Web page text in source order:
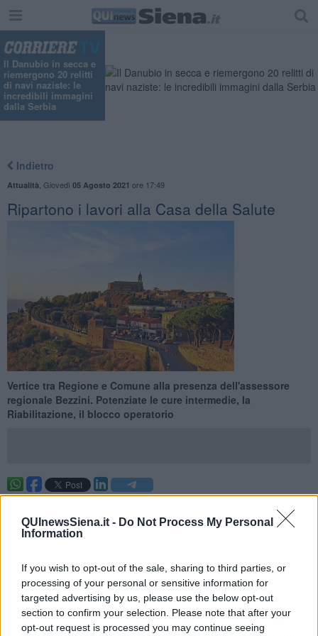
QUInewsSiena.it - Do Not Process My Personal
Information
If you wish to opt-out of the sale, sharing to third parties, or
processing of your personal or sensitive information for
targeted advertising by us, please use the below opt-out
section to confirm your selection. Please note that after your
opt-out request is processed you may continue seeing
Il Danubio in secca e
riemergono 20 relitti
di navi naziste: le
incredibili immagini
dalla Serbia
Indietro
Attualità Giovedì 05 Agosto 2021 ore 17:49
Ripartono i lavori alla Casa della Salute
Vertice tra Regione e Comune alla presenza dell'assessore
regionale Bezzini. Potenziate le cure intermedie, la
Riabilitazione, il blocco operatorio
della Salute di Montalcinoverrà finalmente potenziata dopo che
la pandemia ha rallentato i lavori previsti.
scorsi tra il direttore generale dell’Asl Toscana sud estAntonio
D’Urso, il sindaco di MontalcinoSilvio Franceschelli, il presidente
della Società della Salute SeneseGiuseppe Gugliotti, il direttore
amministrativo dell’Asl Toscana sud estFrancesco Ghelardi, il
direttore della Società della Salute-Zona Distretto SienaMarco